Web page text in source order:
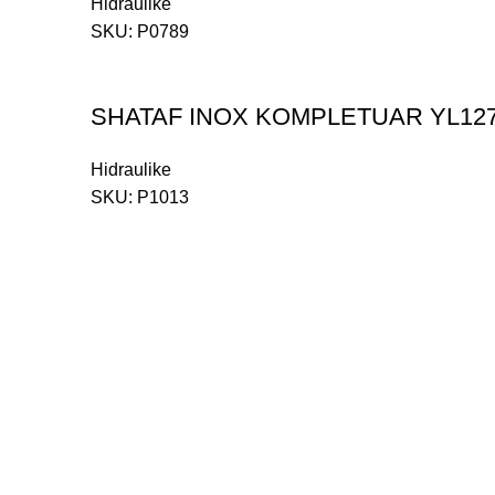
Hidraulike
SKU: P0789
SHATAF INOX KOMPLETUAR
Hidraulike
SKU: P1013